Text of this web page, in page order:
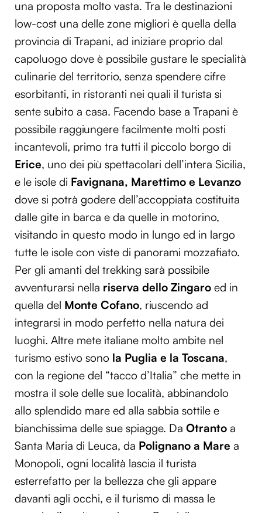
una proposta molto vasta. Tra le destinazioni
low-cost una delle zone migliori è quella della
provincia di Trapani, ad iniziare proprio dal
capoluogo dove è possibile gustare le specialità
culinarie del territorio, senza spendere cifre
esorbitanti, in ristoranti nei quali il turista si
sente subito a casa. Facendo base a Trapani è
possibile raggiungere facilmente molti posti
incantevoli, primo tra tutti il piccolo borgo di
Erice, uno dei più spettacolari dell’intera Sicilia,
e le isole di Favignana, Marettimo e Levanzo
dove si potrà godere dell’accoppiata costituita
dalle gite in barca e da quelle in motorino,
visitando in questo modo in lungo ed in largo
tutte le isole con viste di panorami mozzafiato.
Per gli amanti del trekking sarà possibile
avventurarsi nella riserva dello Zingaro ed in
quella del Monte Cofano, riuscendo ad
integrarsi in modo perfetto nella natura dei
luoghi. Altre mete italiane molto ambite nel
turismo estivo sono la Puglia e la Toscana,
con la regione del “tacco d’Italia” che mette in
mostra il sole delle sue località, abbinandolo
allo splendido mare ed alla sabbia sottile e
bianchissima delle sue spiagge. Da Otranto a
Santa Maria di Leuca, da Polignano a Mare a
Monopoli, ogni località lascia il turista
esterrefatto per la bellezza che gli appare
davanti agli occhi, e il turismo di massa le